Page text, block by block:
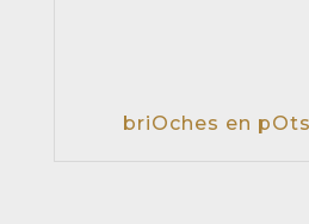
briOches en